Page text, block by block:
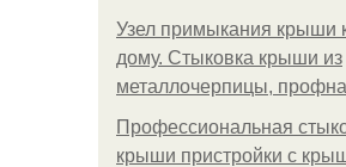
Узел примыкания крыши
дому. Стыковка крыши из
металлочерпицы,
Профессиональная
крыши пристройки с